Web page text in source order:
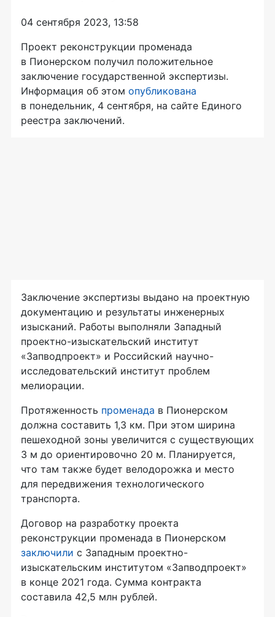
04 сентября 2023, 13:58
Проект реконструкции променада
в Пионерском получил положительное
заключение государственной экспертизы.
Информация об этом опубликована
в понедельник, 4 сентября, на сайте Единого
реестра заключений.
Заключение экспертизы выдано на проектную
документацию и результаты инженерных
изысканий. Работы выполняли Западный
проектно-изыскательский институт
«Запводпроект» и Российский научно-
исследовательский институт проблем
мелиорации.
Протяженность променада в Пионерском
должна составить 1,3 км. При этом ширина
пешеходной зоны увеличится с существующих
3 м до ориентировочно 20 м. Планируется,
что там также будет велодорожка и место
для передвижения технологического
транспорта.
Договор на разработку проекта
реконструкции променада в Пионерском
заключили с Западным проектно-
изыскательским институтом «Запводпроект»
в конце 2021 года. Сумма контракта
составила 42,5 млн рублей.